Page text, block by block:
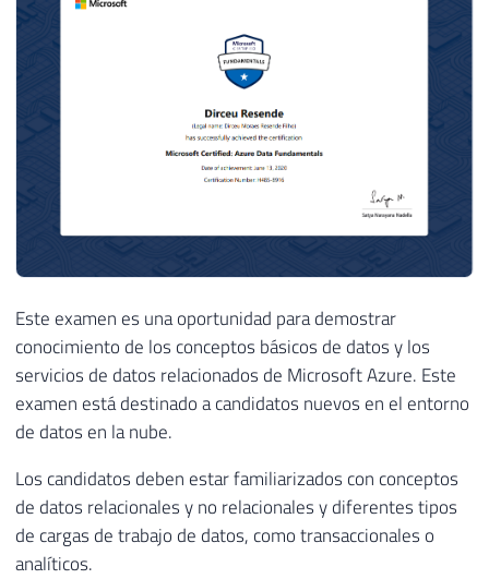
Este examen es una oportunidad para demostrar
conocimiento de los conceptos básicos de datos y los
servicios de datos relacionados de Microsoft Azure. Este
examen está destinado a candidatos nuevos en el entorno
de datos en la nube.
Los candidatos deben estar familiarizados con conceptos
de datos relacionales y no relacionales y diferentes tipos
de cargas de trabajo de datos, como transaccionales o
analíticos.